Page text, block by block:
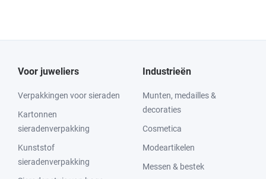
Voor juweliers
Verpakkingen voor sieraden
Kartonnen
sieradenverpakking
Kunststof
sieradenverpakking
Industrieën
Munten, medailles &
decoraties
Cosmetica
Modeartikelen
Messen & bestek